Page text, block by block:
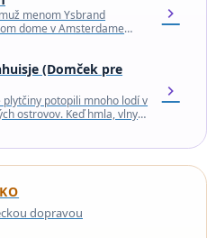
menom Ysbrand
dome v Amsterdame
chevron_right
(Domček pre
plytčiny potopili mnoho lodí v
ostrovov. Keď hmla, vlny
chevron_right
dopravou